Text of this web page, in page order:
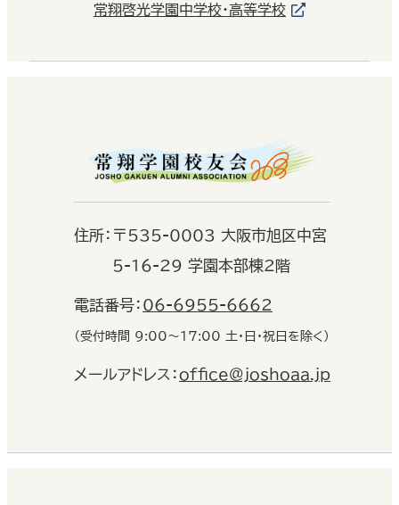
常翔啓光学園中学校・高等学校
住所： 〒535-0003 大阪市旭区中宮
5-16-29 学園本部棟2階
電話番号： 06-6955-6662
（受付時間 9:00〜17:00 土・日・祝日を除く）
メールアドレス：office@joshoaa.jp